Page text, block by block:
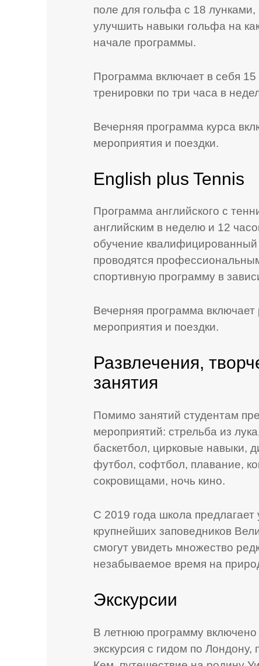
поле для гольфа с 18
улучшить навыки гольфа на
начале программы.
Программа включает в себя 15
тренировки по три часа в
Вечерняя программа курса
мероприятия и поездки.
English plus Tennis
Программа английского с
английским в неделю и 12
обучение квалифицированный
проводятся
спортивную программу в
Вечерняя программа
мероприятия и поездки.
Развлечения,
занятия
Помимо занятий студентам
мероприятий: стрельба из
баскетбол, цирковые навыки,
футбол, софтбол, плавание,
сокровищами, ночь кино.
C 2019 года школа
крупнейших заповедников
смогут увидеть множество
незабываемое время на
Экскурсии
В летнюю программу включено
экскурсия с гидом по